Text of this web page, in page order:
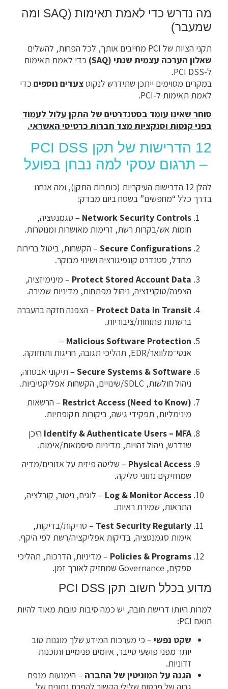
מה נדרש כדי לאמת תאימות (SAQ ומה
שמעבר)
תקני הציות של PCI מחייבים אותך, לכל הפחות, להשלים
שאלון הערכה עצמית שנתי (SAQ)
כדי לאמת תאימות
ל-PCI DSS.
במקרים מסוימים ייתכן שתידרש לנקוטצעדים נוספים כדי
לאמת תאימות ל-PCI.
סוחר שאינו עומד בסטנדרטים של התקן עלול לעמוד
בפני קנסות וסנקציות מצד חברות כרטיסי האשראי.
12 הדרישות של תקן PCI DSS
– תרגום עסקי למה נבחן בפועל
להלן 12 הדרישות העיקריות (כותרות התקן), ומה אנחנו
בדרך כלל “מחפשים” בשטח ביום מבדק:
Network Security Controls – סגמנטציה,
חומות אש/בקרות רשת, זרימות מאושרות ומנוטרות.
Secure Configurations – הקשחות, ביטול ברירות
מחדל, סטנדרט קונפיגורציה ושינוי מבוקר.
Protect Stored Account Data – מינימיזציה,
הצפנה/טוקניזציה, ניהול מפתחות, מדיניות שמירה.
Protect Data in Transit – הצפנה חזקה בהעברה
ברשתות פתוחות/ציבוריות.
Malicious Software Protection
–
אנטי־מלוואר/EDR, תהליכי תגובה, חריגות ותחזוקה.
Secure Systems & Software – תיקוני אבטחה,
ניהול חולשות, SDLC/שינויים, הקשחות אפליקטיביות.
Restrict Access (Need to Know) – הרשאות
מינימליות, תפקידי גישה, ביקורות תקופתיות.
Identify & Authenticate Users – MFA
היכן
שנדרש, ניהול זהויות, מדיניות סיסמאות/אימות.
Physical Access – שליטה פיזית על אזורים/מדיה
שמחזיקים נתוני סליקה.
Log & Monitor Access – לוגים, ניטור, קורלציה,
התראות, שמירת ראיות.
Test Security Regularly – סריקות/בדיקות,
אימות סגמנטציה, בדיקות אפליקציה/רשת לפי היקף.
Policies & Programs – מדיניות, הדרכות, תהליכי
ספקים, Governance שמחזיק לאורך זמן.
מדוע בכלל חשוב תקן PCI DSS
למרות היותו דרישת חובה, יש כמה סיבות טובות מאוד להיות
תואם PCI:
שקט נפשי – כי מערכות המידע שלך מוגנות טוב
יותר מפני פושעי סייבר, איומים פנימיים ותוכנות
זדוניות.
הגנה על המוניטין של החברה – הימנעות מנפח